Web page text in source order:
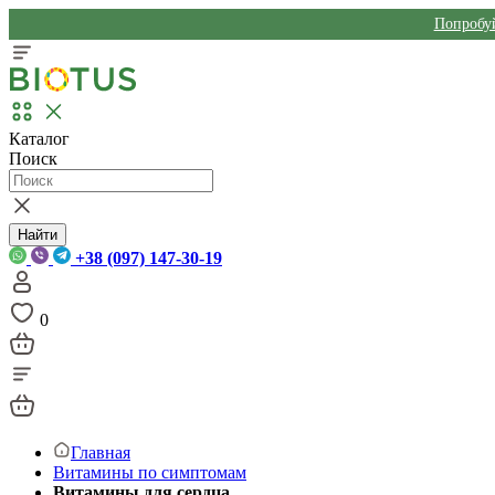
Каталог
Поиск
Найти
+38 (097) 147-30-19
0
Главная
Витамины по симптомам